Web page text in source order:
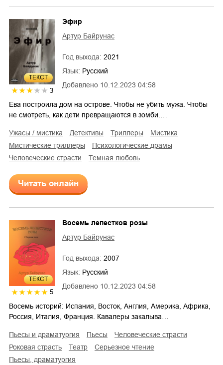
ТЕКСТ
3
Добавлено 10.12.2023 04:58
Эфир
Артур Байрунас
Год выхода: 2021
Язык: Русский
Ева построила дом на острове. Чтобы не убить мужа. Чтобы
не смотреть, как дети превращаются в зомби.…
ужасы / мистика детективы триллеры
мистика
мистические триллеры
психологические драмы
человеческие страсти
темная любовь
Читать онлайн
ТЕКСТ
5
Добавлено 10.12.2023 04:58
Восемь лепестков розы
Артур Байрунас
Год выхода: 2007
Язык: Русский
Восемь историй: Испания, Восток, Англия, Америка, Африка,
Россия, Италия, Франция. Кавалеры закалыва…
пьесы и драматургия пьесы
человеческие страсти
роковая страсть
театр
серьезное чтение
пьесы, драматургия